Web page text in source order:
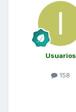
Usuarios
158